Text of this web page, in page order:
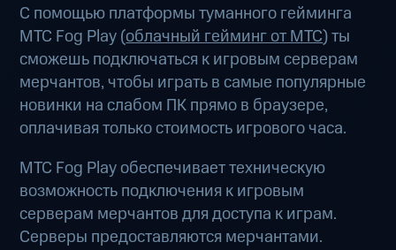
С помощью платформы туманного гейминга
МТС Fog Play (облачный гейминг от МТС) ты
сможешь подключаться к игровым серверам
мерчантов, чтобы играть в самые популярные
новинки на слабом ПК прямо в браузере,
оплачивая только стоимость игрового часа.
МТС Fog Play обеспечивает техническую
возможность подключения к игровым
серверам мерчантов для доступа к играм.
Серверы предоставляются мерчантами.